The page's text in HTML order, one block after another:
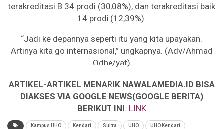
terakreditasi B 34 prodi (30,08%), dan terakreditasi baik
14 prodi (12,39%).
“Jadi ke depannya seperti itu yang kita upayakan.
Artinya kita go internasional,” ungkapnya. (Adv/Ahmad
Odhe/yat)
ARTIKEL-ARTIKEL MENARIK NAWALAMEDIA.ID BISA
DIAKSES VIA GOOGLE NEWS(GOOGLE BERITA)
BERIKUT INI: LINK
Kampus UHO Kendari Sultra UHO UHO Kendari